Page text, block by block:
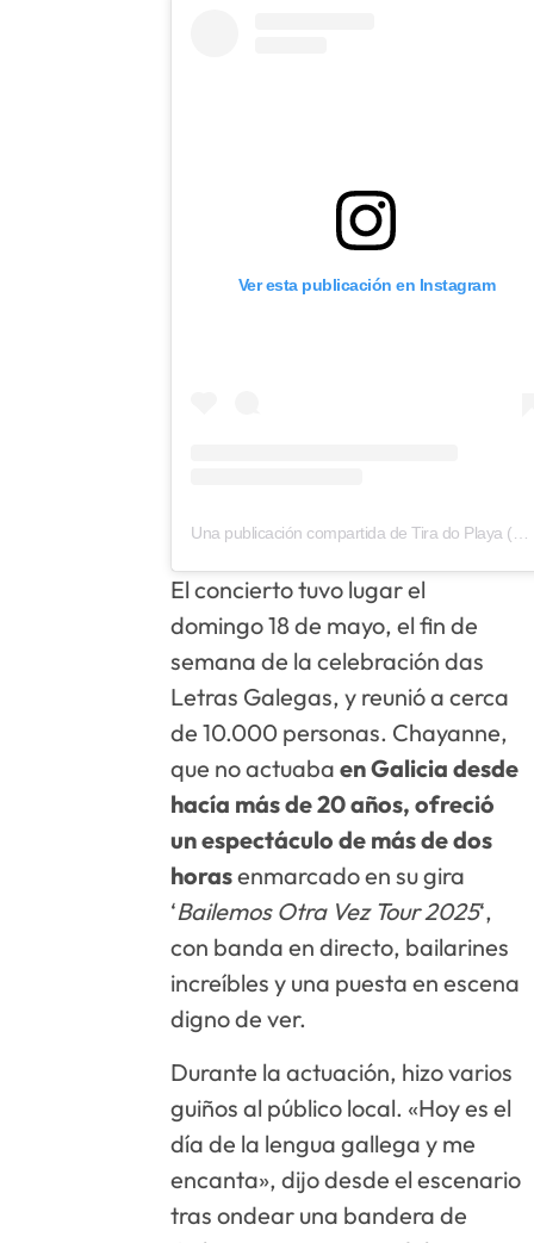
Ver esta publicación en Instagram
El concierto tuvo lugar el
domingo 18 de mayo, el fin de
semana de la celebración das
Letras Galegas, y reunió a cerca
de 10.000 personas. Chayanne,
que no actuaba en Galicia desde
hacía más de 20 años, ofreció
un espectáculo de más de dos
horasenmarcado en su gira
‘Bailemos Otra Vez Tour 2025‘,
con banda en directo, bailarines
increíbles y una puesta en escena
digno de ver.
Durante la actuación, hizo varios
guiños al público local. «Hoy es el
día de la lengua gallega y me
encanta», dijo desde el escenario
tras ondear una bandera de